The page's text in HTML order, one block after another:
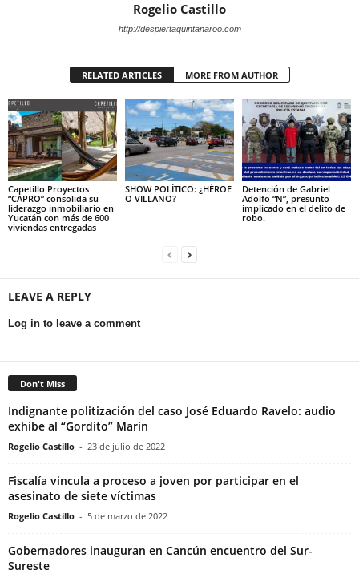
Rogelio Castillo
http://despiertaquintanaroo.com
RELATED ARTICLES MORE FROM AUTHOR
Capetillo Proyectos
“CAPRO” consolida su
liderazgo inmobiliario en
Yucatán con más de 600
viviendas entregadas
SHOW POLÍTICO: ¿HÉROE
O VILLANO?
Detención de Gabriel
Adolfo “N”, presunto
implicado en el delito de
robo.
LEAVE A REPLY
Log in to leave a comment
Don't Miss
Indignante politización del caso José Eduardo Ravelo: audio
exhibe al “Gordito” Marín
Rogelio Castillo - 23 de julio de 2022
Fiscalía vincula a proceso a joven por participar en el
asesinato de siete víctimas
Rogelio Castillo - 5 de marzo de 2022
Gobernadores inauguran en Cancún encuentro del Sur-
Sureste